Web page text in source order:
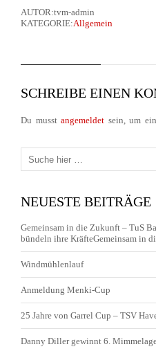
AUTOR:tvm-admin
KATEGORIE:Allgemein
SCHREIBE EINEN
Du musstangemeldet sein, um
NEUESTE BEITRÄGE
Gemeinsam in die Zukunft – TuS
bündeln ihre KräfteGemeinsam in
Windmühlenlauf
Anmeldung Menki-Cup
25 Jahre von Garrel Cup – TSV
Danny Diller gewinnt 6.